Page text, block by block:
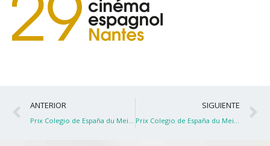
Ant
ANTERIOR
Prix Colegio de España du Meilleur documentaire
SIGUIENTE
Prix Colegio de España du Meilleur documentaire